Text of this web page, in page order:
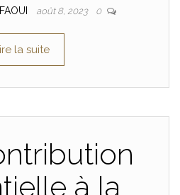
août 8, 2023 0
la suite
à la